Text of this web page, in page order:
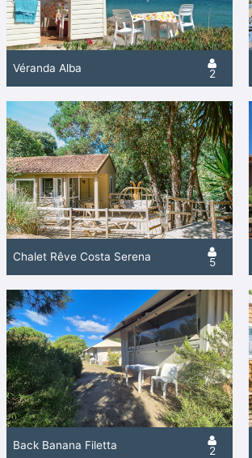
Véranda Alba 2
Chalet Rêve Costa Serena 5
Back Banana Filetta 2